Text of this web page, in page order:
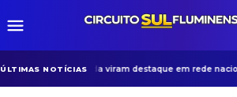
ÚLTIMAS NOTÍCIAS
em Volta Redonda viram destaque em rede nacional